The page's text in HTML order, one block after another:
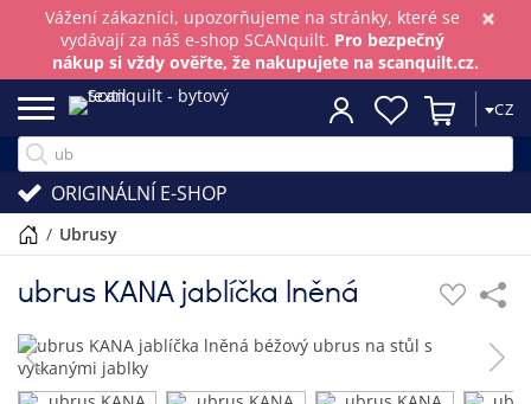
×
Vážení zákazníci, upozorňujeme na stránky, které se
vydávají za náš e-shop SCANquilt. Pro bezpečný
nákup si vždy ověřte, že nakupujete na scanquilt.cz.
CZ
ORIGINÁLNÍ E-SHOP
/ ubrusy
ubrus KANA jablíčka lněná